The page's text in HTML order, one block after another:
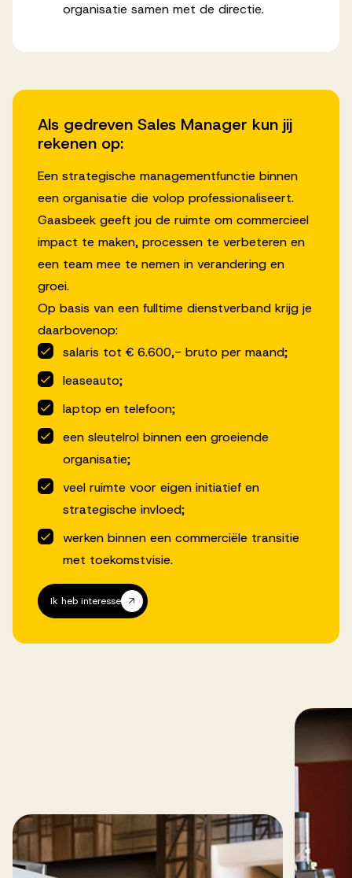
organisatie samen met de directie.
Als gedreven Sales Manager kun jij
rekenen op:
Een strategische managementfunctie binnen
een organisatie die volop professionaliseert.
Gaasbeek geeft jou de ruimte om commercieel
impact te maken, processen te verbeteren en
een team mee te nemen in verandering en
groei.
Op basis van een fulltime dienstverband krijg je
daarbovenop:
salaris tot € 6.600,- bruto per maand;
leaseauto;
laptop en telefoon;
een sleutelrol binnen een groeiende
organisatie;
veel ruimte voor eigen initiatief en
strategische invloed;
werken binnen een commerciële transitie
met toekomstvisie.
Ik heb interesse